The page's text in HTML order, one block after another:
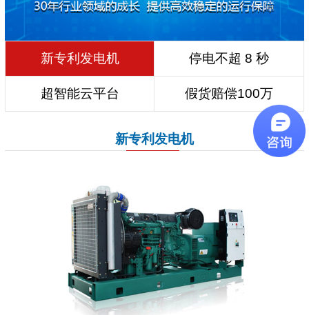
新专利发电机 停电不超 8 秒
超智能云平台 假货赔偿100万
新专利发电机